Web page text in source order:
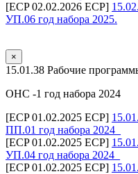
[ECP 02.02.2026 ECP]
УП.06 год набора 2025.
×
15.01.38 Рабочие
ОНС -1 год набора 2024
[ECP 01.02.2025 ECP]
ПП.01 год набора 2024_
[ECP 01.02.2025 ECP]
УП.04 год набора 2024_
[ECP 01.02.2025 ECP]